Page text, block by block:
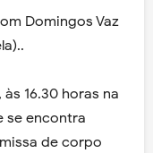
Domingos Vaz
16.30 horas na
se encontra
de corpo